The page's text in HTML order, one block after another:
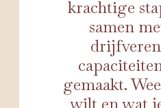
krachtige
samen
gemaakt.
wilt en wat